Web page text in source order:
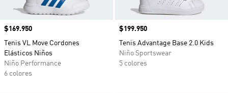
Precio
$169.950
Tenis VL Move Cordones
Elásticos Niños
Niño Performance
6 colores
Precio
$199.950
Tenis Advantage Base 2.0 Kids
Niño Sportswear
5 colores